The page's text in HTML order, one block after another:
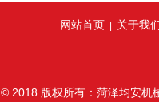
网站首页 关于我
© 2018 版权所有：菏泽均安